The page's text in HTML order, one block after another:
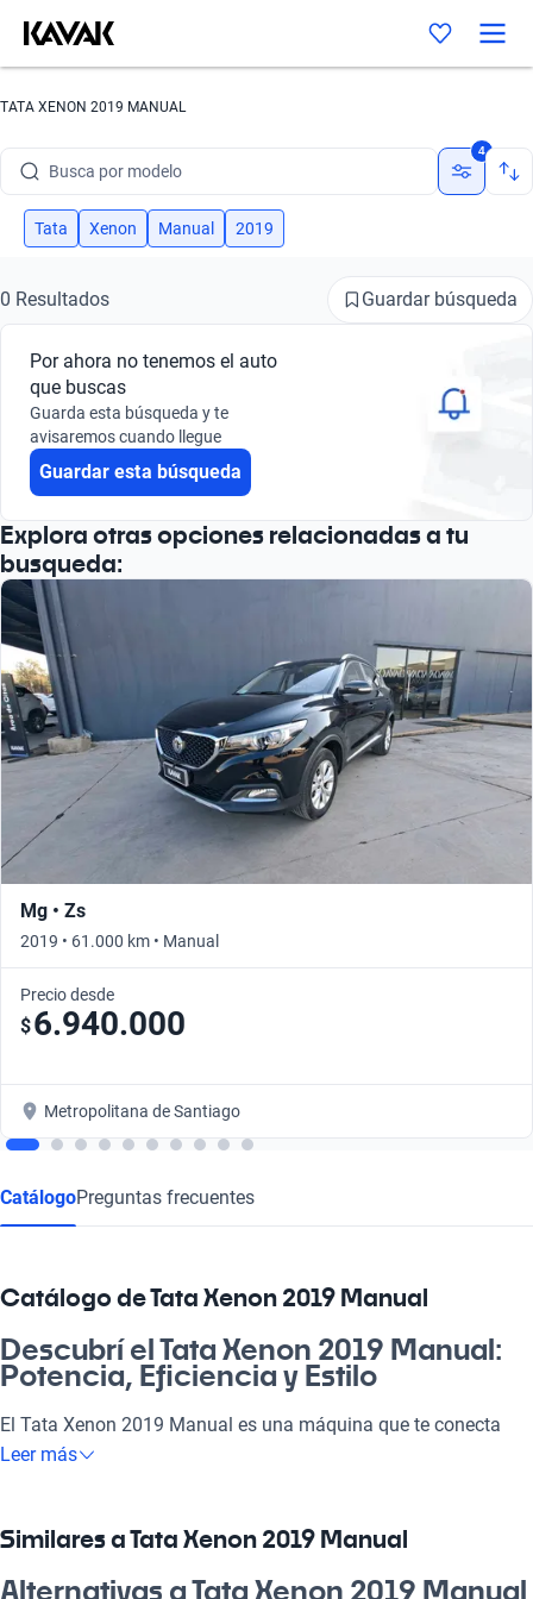
TATA XENON 2019 MANUAL
Busca por modelo
Busca por versión
Busca por marca
Busca por modelo
Busca por versión
4
Tata Xenon Manual 2019
0 Resultados Guardar búsqueda
Por ahora no tenemos el auto
que buscas
Guarda esta búsqueda y te
avisaremos cuando llegue
Guardar esta búsqueda
Explora otras opciones relacionadas a tu
busqueda:
Mg • Zs
2019 • 61.000 km • Manual
Precio desde
$6.940.000
Metropolitana de Santiago
CatálogoPreguntas frecuentes
Catálogo de Tata Xenon 2019 Manual
Descubrí el Tata Xenon 2019 Manual:
Potencia, Eficiencia y Estilo
El Tata Xenon 2019 Manual es una máquina que te conecta
con la aventura y el trabajo. Con su diseño robusto y motor
sea para la pega, las escapadas familiares o disfrutar de una
jornada al aire libre. Apostar por el Tata Xenon 2019 Manual es
elegir un auto confiable, que te acompañará en cada kilómetro
Leer más
Similares a Tata Xenon 2019 Manual
Alternativas a Tata Xenon 2019 Manual